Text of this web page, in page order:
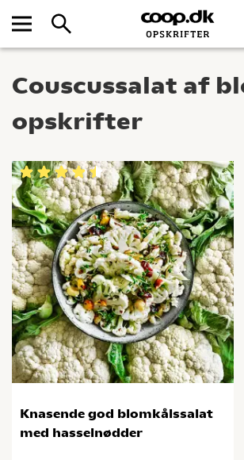
Couscussalat af
opskrifter
Knasende god blomkålssalat
med hasselnødder